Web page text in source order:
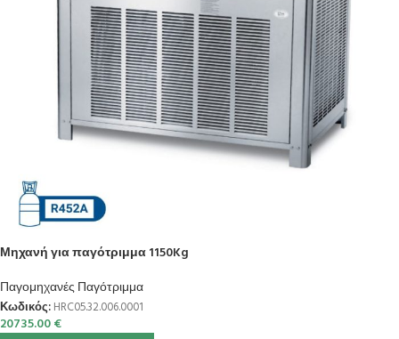
Μηχανή για παγότριμμα 1150Kg
Παγομηχανές Παγότριμμα
Κωδικός: HRC05.32.006.0001
20735.00€